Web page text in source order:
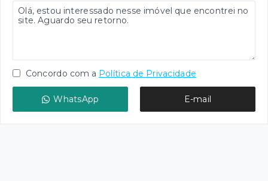
Concordo com a Política de Privacidade
WhatsApp E-mail